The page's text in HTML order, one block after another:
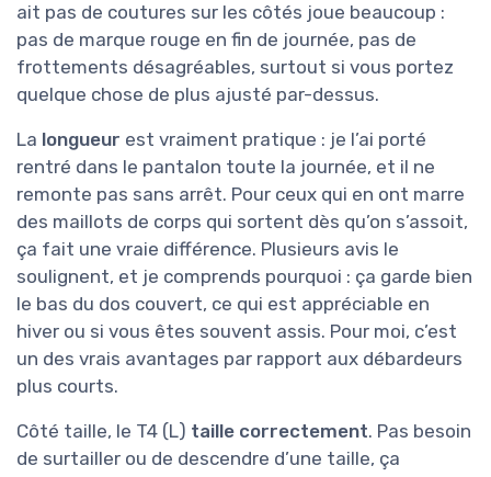
ait pas de coutures sur les côtés joue beaucoup :
pas de marque rouge en fin de journée, pas de
frottements désagréables, surtout si vous portez
quelque chose de plus ajusté par-dessus.
La longueur est vraiment pratique : je l’ai porté
rentré dans le pantalon toute la journée, et il ne
remonte pas sans arrêt. Pour ceux qui en ont marre
des maillots de corps qui sortent dès qu’on s’assoit,
ça fait une vraie différence. Plusieurs avis le
soulignent, et je comprends pourquoi : ça garde bien
le bas du dos couvert, ce qui est appréciable en
hiver ou si vous êtes souvent assis. Pour moi, c’est
un des vrais avantages par rapport aux débardeurs
plus courts.
Côté taille, le T4 (L) taille correctement. Pas besoin
de surtailler ou de descendre d’une taille, ça